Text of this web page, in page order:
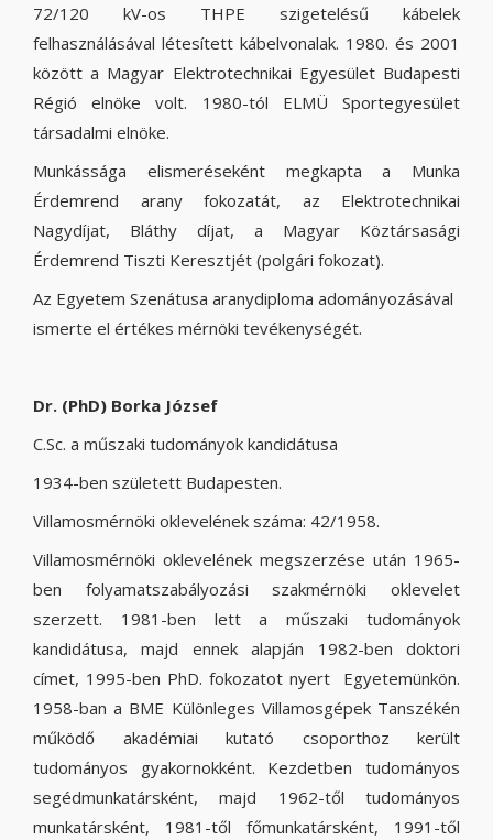
72/120 kV-os THPE szigetelésű kábelek
felhasználásával létesített kábelvonalak. 1980. és 2001
között a Magyar Elektrotechnikai Egyesület Budapesti
Régió elnöke volt. 1980-tól ELMÜ Sportegyesület
társadalmi elnöke.
Munkássága elismeréseként megkapta a Munka
Érdemrend arany fokozatát, az Elektrotechnikai
Nagydíjat, Bláthy díjat, a Magyar Köztársasági
Érdemrend Tiszti Keresztjét (polgári fokozat).
Az Egyetem Szenátusa aranydiploma adományozásával
ismerte el értékes mérnöki tevékenységét.
Dr. (PhD) Borka József
C.Sc. a műszaki tudományok kandidátusa
1934-ben született Budapesten.
Villamosmérnöki oklevelének száma: 42/1958.
Villamosmérnöki oklevelének megszerzése után 1965-
ben folyamatszabályozási szakmérnöki oklevelet
szerzett. 1981-ben lett a műszaki tudományok
kandidátusa, majd ennek alapján 1982-ben doktori
címet, 1995-ben PhD. fokozatot nyert Egyetemünkön.
1958-ban a BME Különleges Villamosgépek Tanszékén
működő akadémiai kutató csoporthoz került
tudományos gyakornokként. Kezdetben tudományos
segédmunkatársként, majd 1962-től tudományos
munkatársként, 1981-től főmunkatársként, 1991-től